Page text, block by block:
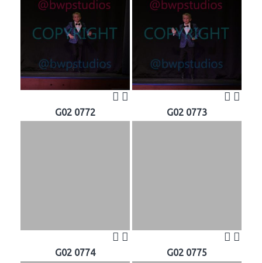
G02 0772 G02 0773
G02 0774 G02 0775